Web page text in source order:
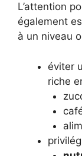
L’attention
également
à un niveau
éviter
riche